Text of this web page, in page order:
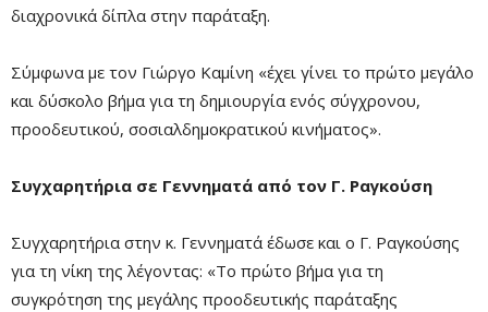
διαχρονικά δίπλα στην παράταξη.
Σύμφωνα με τον Γιώργο Καμίνη «έχει γίνει το πρώτο μεγάλο
και δύσκολο βήμα για τη δημιουργία ενός σύγχρονου,
προοδευτικού, σοσιαλδημοκρατικού κινήματος».
Συγχαρητήρια σε Γεννηματά από τον Γ. Ραγκούση
Συγχαρητήρια στην κ. Γεννηματά έδωσε και ο Γ. Ραγκούσης
για τη νίκη της λέγοντας: «Το πρώτο βήμα για τη
συγκρότηση της μεγάλης προοδευτικής παράταξης